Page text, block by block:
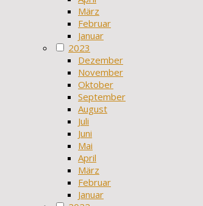
März
Februar
Januar
2023
Dezember
November
Oktober
September
August
Juli
Juni
Mai
April
März
Februar
Januar